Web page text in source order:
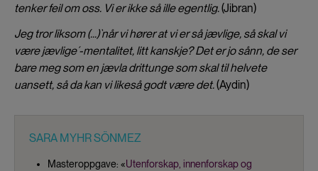
tenker feil om oss. Vi er ikke så ille egentlig.(Jibran)
Jeg tror liksom (...)`når vi hører at vi er så jævlige, så skal vi
være jævlige´-mentalitet, litt kanskje? Det er jo sånn, de ser
bare meg som en jævla drittunge som skal til helvete
uansett, så da kan vi likeså godt være det.(Aydin)
SARA MYHR SÖNMEZ
Masteroppgave: «Utenforskap, innenforskap og